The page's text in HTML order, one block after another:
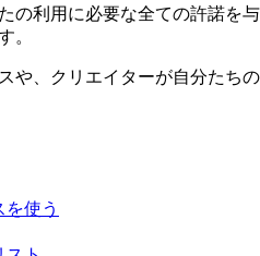
利用に必要な全ての許諾を
。
や、クリエイターが自分た
使う